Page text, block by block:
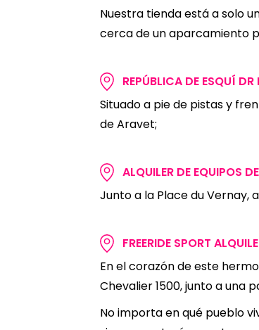
Nuestra tienda está a solo
cerca de un aparcamiento
REPÚBLICA DE ESQUÍ
Situado a pie de pistas y
de Aravet;
ALQUILER DE EQUIPOS
Junto a la Place du Vernay,
FREERIDE SPORT
En el corazón de este
Chevalier 1500, junto a una
No importa en qué pueblo